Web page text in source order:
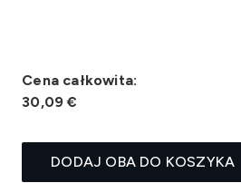
Cena całkowita:
30,09 €
DODAJ OBA DO KOSZYKA